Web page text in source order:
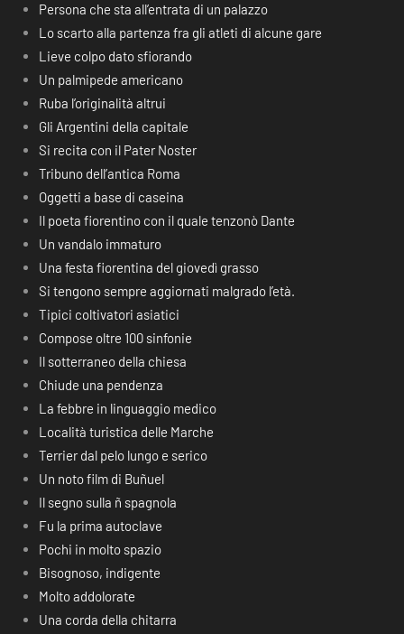
Persona che sta all’entrata di un palazzo
Lo scarto alla partenza fra gli atleti di alcune gare
Lieve colpo dato sfiorando
Un palmipede americano
Ruba l’originalità altrui
Gli Argentini della capitale
Si recita con il Pater Noster
Tribuno dell’antica Roma
Oggetti a base di caseina
Il poeta fiorentino con il quale tenzonò Dante
Un vandalo immaturo
Una festa fiorentina del giovedì grasso
Si tengono sempre aggiornati malgrado l’età.
Tipici coltivatori asiatici
Compose oltre 100 sinfonie
Il sotterraneo della chiesa
Chiude una pendenza
La febbre in linguaggio medico
Località turistica delle Marche
Terrier dal pelo lungo e serico
Un noto film di Buñuel
Il segno sulla ñ spagnola
Fu la prima autoclave
Pochi in molto spazio
Bisognoso, indigente
Molto addolorate
Una corda della chitarra